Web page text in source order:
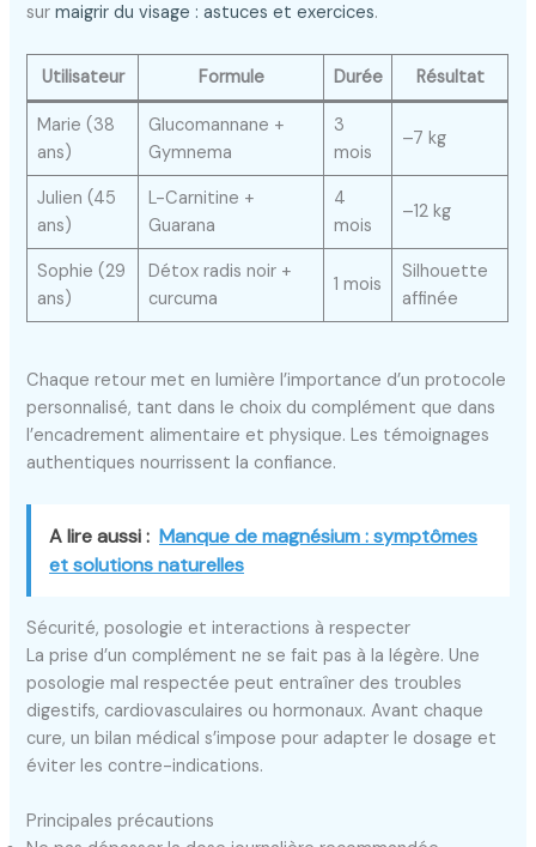
surmaigrir du visage : astuces et exercices.
Utilisateur Formule Durée Résultat
Marie (38
ans)
Glucomannane +
Gymnema
3
mois
–7 kg
Julien (45
ans)
L-Carnitine +
Guarana
4
mois
–12 kg
Sophie (29
ans)
Détox radis noir +
curcuma
1 mois
Silhouette
affinée
Chaque retour met en lumière l’importance d’un protocole
personnalisé, tant dans le choix du complément que dans
l’encadrement alimentaire et physique. Les témoignages
authentiques nourrissent la confiance.
A lire aussi : Manque de magnésium : symptômes
et solutions naturelles
Sécurité, posologie et interactions à respecter
La prise d’un complément ne se fait pas à la légère. Une
posologie mal respectée peut entraîner des troubles
digestifs, cardiovasculaires ou hormonaux. Avant chaque
cure, un bilan médical s’impose pour adapter le dosage et
éviter les contre-indications.
Principales précautions